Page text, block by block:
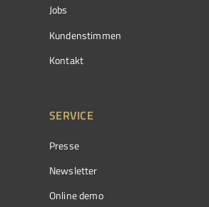
Jobs
Kundenstimmen
Kontakt
SERVICE
Presse
Newsletter
Online demo